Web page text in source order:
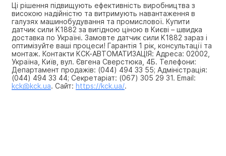
Ці рішення підвищують ефективність виробництва з
високою надійністю та витримують навантаження в
галузях машинобудування та промислової. Купити
датчик сили K1882 за вигідною ціною в Києві – швидка
доставка по Україні. Замовте датчик сили K1882 зараз і
оптимізуйте ваші процеси! Гарантія 1 рік, консультації та
монтаж. Контакти КСК-АВТОМАТИЗАЦІЯ: Адреса: 02002,
Україна, Київ, вул. Євгена Сверстюка, 4Б. Телефони:
Департамент продажів: (044) 494 33 55; Адміністрація:
(044) 494 33 44; Секретаріат: (067) 305 29 31. Email:
kck@kck.ua. Сайт: https://kck.ua/.